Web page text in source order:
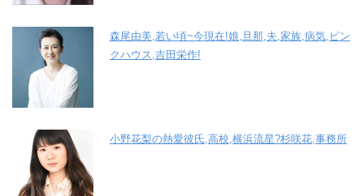
森尾由美,若い頃~今現在!娘,旦那,夫,家族,病気,ピン
クハウス,吉田栄作!
小野花梨の熱愛彼氏,高校,横浜流星?杉咲花,事務所